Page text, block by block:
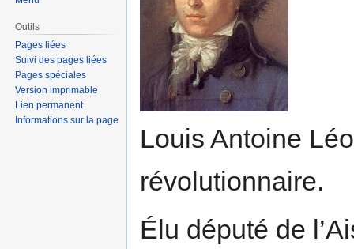
Louis Antoine
révolutionnaire.
Élu député de
Outils
Pages liées
Suivi des pages liées
Pages spéciales
Version imprimable
Lien permanent
Informations sur la page